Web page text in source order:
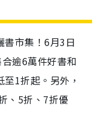
書市集！6月3日
逾6萬件好書和
1折起。另外，
、5折、7折優